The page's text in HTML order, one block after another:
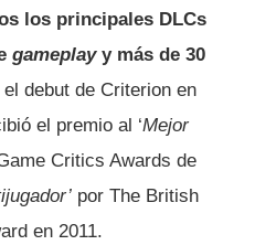
los principales DLCs
gameplay y más de 30
debut de Criterion en
el premio al ‘Mejor
Critics Awards de
por The British
en 2011.